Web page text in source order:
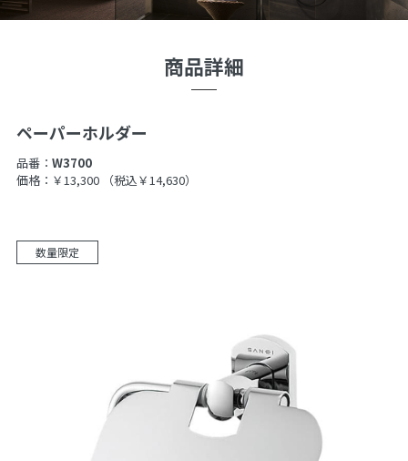
商品詳細
ペーパーホルダー
品番： W3700
価格：￥13,300
（税込￥14,630）
数量限定